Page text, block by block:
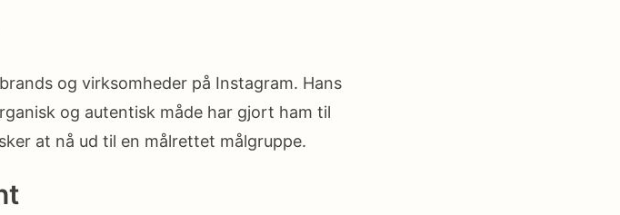
og virksomheder på Instagram. Hans
og autentisk måde har gjort ham til
at nå ud til en målrettet målgruppe.